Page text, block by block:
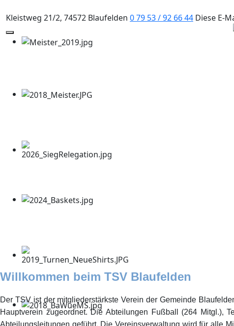
Kleistweg 21/2, 74572 Blaufelden 0 79 53 / 92 66 44 Diese E-
Mobile Menu Toggle
Willkommen beim TSV Blaufelden
Der TSV ist der mitgliederstärkste Verein der Gemeinde
Hauptverein zugeordnet. Die Abteilungen Fußball (264 Mitgl.),
Abteilungsleitungen geführt. Die Vereinsverwaltung wird für alle